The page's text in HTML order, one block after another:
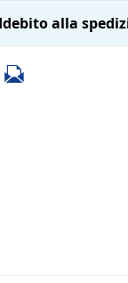
alla